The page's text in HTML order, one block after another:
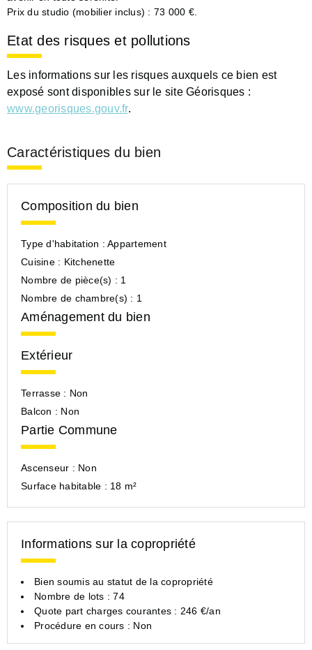
Prix du studio (mobilier inclus) : 73 000 €.
Etat des risques et pollutions
Les informations sur les risques auxquels ce bien est
exposé sont disponibles sur le site Géorisques :
www.georisques.gouv.fr.
Caractéristiques du bien
Composition du bien
Type d'habitation : Appartement
Cuisine : Kitchenette
Nombre de pièce(s) : 1
Nombre de chambre(s) : 1
Aménagement du bien
Extérieur
Terrasse : Non
Balcon : Non
Partie Commune
Ascenseur : Non
Surface habitable : 18 m²
Informations sur la copropriété
Bien soumis au statut de la copropriété
Nombre de lots : 74
Quote part charges courantes : 246 €/an
Procédure en cours : Non